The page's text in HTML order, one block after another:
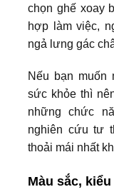
chọn ghế xoay
hợp làm việc,
ngả lưng gác
Nếu bạn muốn
sức khỏe thì
những chức
nghiên cứu tư
thoải mái nhất
Màu sắc,